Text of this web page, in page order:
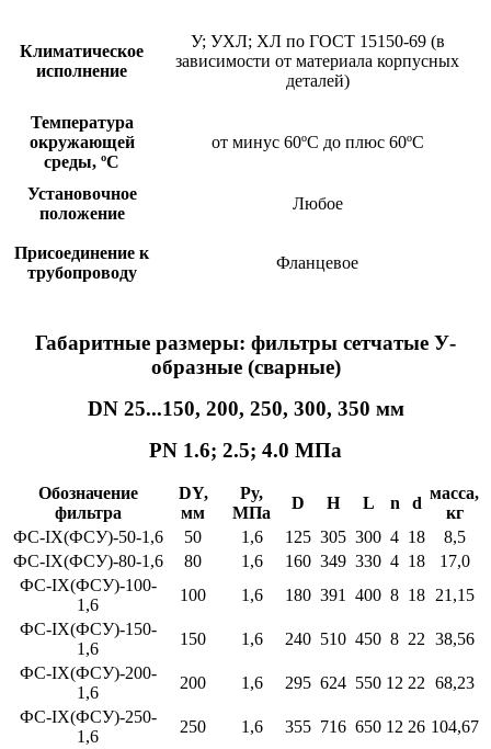
Климатическое
исполнение
У; УХЛ; ХЛ по ГОСТ 15150-69 (в
зависимости от материала корпусных
деталей)
Температура
окружающей
среды, ºС
от минус 60ºС до плюс 60ºС
Установочное
положение
Любое
Присоединение к
трубопроводу
Фланцевое
Габаритные размеры: фильтры сетчатые У-
образные (сварные)
DN 25...150, 200, 250, 300, 350 мм
PN 1.6; 2.5; 4.0 МПа
Обозначение
фильтра
DY,
мм
Py,
МПа
D H L n d
масса,
кг
ФС-IX(ФСУ)-50-1,6
50 1,6 125 305 300 4 18
8,5
ФС-IX(ФСУ)-80-1,6
80 1,6 160 349 330 4 18
17,0
ФС-IX(ФСУ)-100-
1,6
100 1,6 180 391 400 8 18 21,15
ФС-IX(ФСУ)-150-
1,6
150 1,6 240 510 450 8 22 38,56
ФС-IX(ФСУ)-200-
1,6
200 1,6 295 624 550 12 22 68,23
ФС-IX(ФСУ)-250-
1,6
250 1,6 355 716 650 12 26 104,67